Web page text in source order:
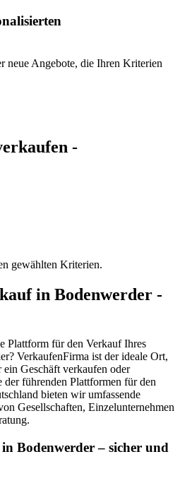
neue Angebote, die Ihren Kriterien
-
gewählten Kriterien.
in Bodenwerder -
Plattform für den Verkauf Ihres
VerkaufenFirma ist der ideale Ort,
ein Geschäft verkaufen oder
der führenden Plattformen für den
bieten wir umfassende
Gesellschaften, Einzelunternehmen
Bodenwerder – sicher und